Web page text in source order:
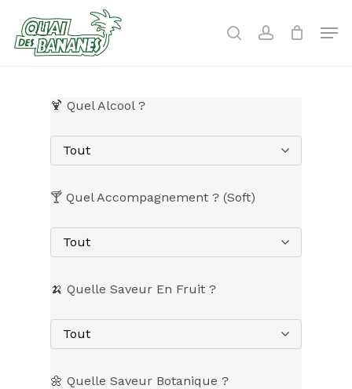
main
content
searchaccount
🍹 Quel Alcool ?
Tout
🍸 Quel Accompagnement ? (Soft)
Tout
🍌 Quelle Saveur En Fruit ?
Tout
🌼 Quelle Saveur Botanique ?